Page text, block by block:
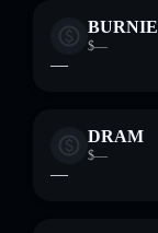
BURNIE
$—
—
DRAM
$—
—